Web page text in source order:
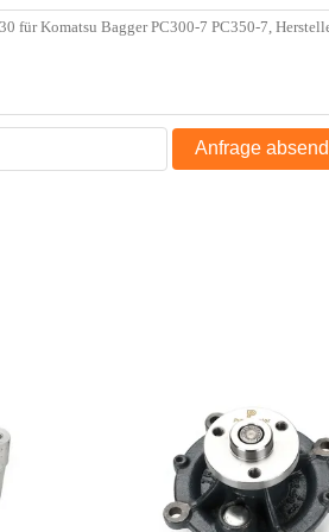
Anfrage